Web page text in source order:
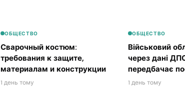
ОБЩЕСТВО
Сварочный костюм:
требования к защите,
материалам и конструкции
1 день тому
ОБЩЕСТВО
Військовий
через дані
передбачає
1 день тому